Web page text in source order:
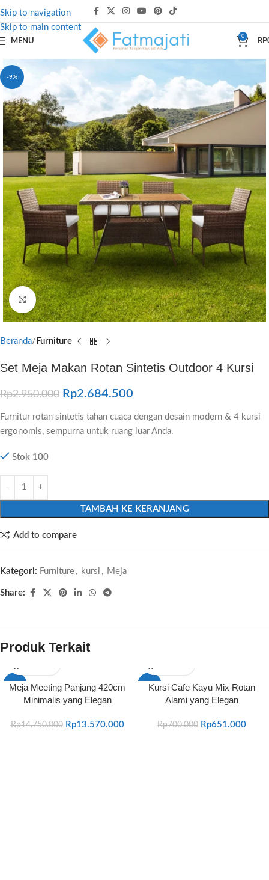
Skip to navigation
Skip to main content
MENU
0
RP
-9%
Click to enlarge
Beranda Furniture
Set Meja Makan Rotan Sintetis Outdoor 4 Kursi
Rp2.950.000 Rp2.684.500
Furnitur rotan sintetis tahan cuaca dengan desain modern & 4 kursi
ergonomis, sempurna untuk ruang luar Anda.
Stok 100
TAMBAH KE KERANJANG
Add to compare
Kategori: Furniture , kursi , Meja
Share:
Produk Terkait
-8%
Meja Meeting Panjang 420cm
Minimalis yang Elegan
Rp14.750.000 Rp13.570.000
-7%
Kursi Cafe Kayu Mix Rotan
Alami yang Elegan
Rp700.000 Rp651.000